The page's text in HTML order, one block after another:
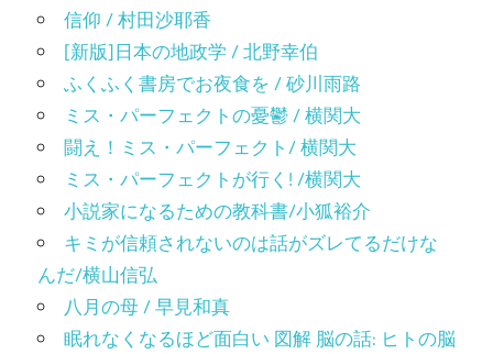
信仰 / 村田沙耶香
[新版]日本の地政学 / 北野幸伯
ふくふく書房でお夜食を / 砂川雨路
ミス・パーフェクトの憂鬱 / 横関大
闘え！ミス・パーフェクト/ 横関大
ミス・パーフェクトが行く! /横関大
小説家になるための教科書/小狐裕介
キミが信頼されないのは話がズレてるだけな
んだ/横山信弘
八月の母 / 早見和真
眠れなくなるほど面白い 図解 脳の話: ヒトの脳